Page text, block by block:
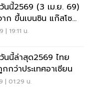
นนี้2569 (3 เม.ย. 69)
ก ขึ้นเบนซิน แก๊สโซ
างค์
| 19:11 น.
นนี้ล่าสุด2569 ไทย
กว่าประเทศอาเซียน
| 01:29 น.